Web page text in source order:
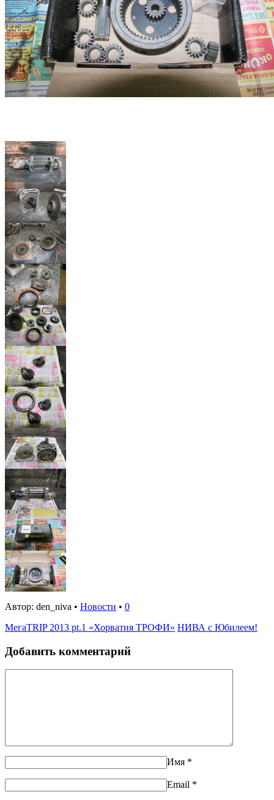
Автор: den_niva • Новости • 0
МегаTRIP 2013 pt.1 «Хорватия ТРОФИ» НИВА с Юбилеем!
Добавить комментарий
Имя *
Email *